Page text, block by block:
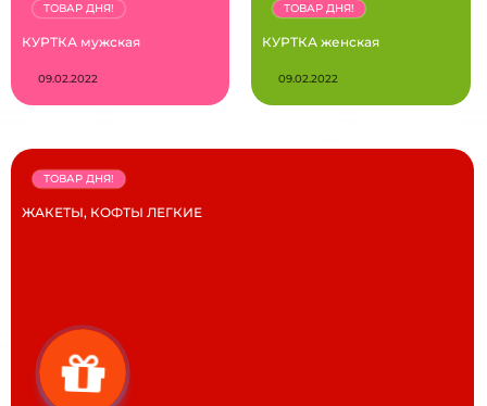
КУРТКА мужская
ТОВАР ДНЯ!
09.02.2022
КУРТКА женская
ТОВАР ДНЯ!
09.02.2022
ЖАКЕТЫ, КОФТЫ ЛЕГКИЕ
ТОВАР ДНЯ!